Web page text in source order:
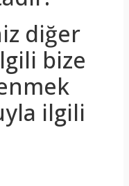
diğer
bize
ilgili